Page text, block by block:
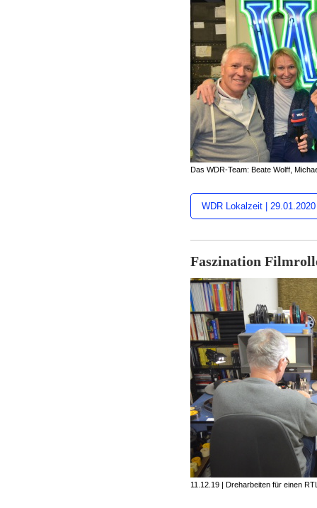
Das WDR-Team: Beate Wolff,
WDR Lokalzeit | 29.01.2020
Faszination
11.12.19 | Dreharbeiten für einen